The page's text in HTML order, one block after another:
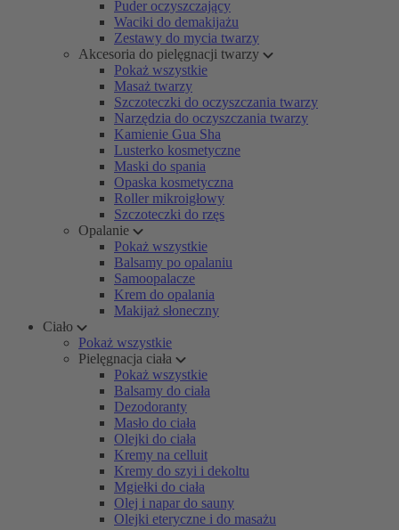
Puder oczyszczający
Waciki do demakijażu
Zestawy do mycia twarzy
Akcesoria do pielęgnacji twarzy
Pokaż wszystkie
Masaż twarzy
Szczoteczki do oczyszczania twarzy
Narzędzia do oczyszczania twarzy
Kamienie Gua Sha
Lusterko kosmetyczne
Maski do spania
Opaska kosmetyczna
Roller mikroigłowy
Szczoteczki do rzęs
Opalanie
Pokaż wszystkie
Balsamy po opalaniu
Samoopalacze
Krem do opalania
Makijaż słoneczny
Ciało
Pokaż wszystkie
Pielęgnacja ciała
Pokaż wszystkie
Balsamy do ciała
Dezodoranty
Masło do ciała
Olejki do ciała
Kremy na celluit
Kremy do szyi i dekoltu
Mgiełki do ciała
Olej i napar do sauny
Olejki eteryczne i do masażu